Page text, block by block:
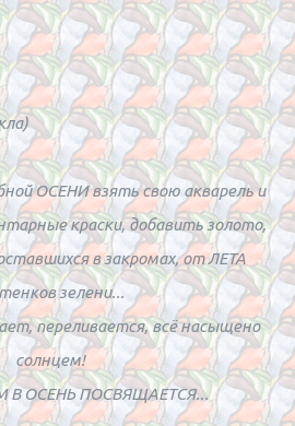
ОСЕНИ взять свою акварель и
краски, добавить золото,
в закромах, от ЛЕТА
зелени...
переливается, всё насыщено
солнцем!
ОСЕНЬ ПОСВЯЩАЕТСЯ...